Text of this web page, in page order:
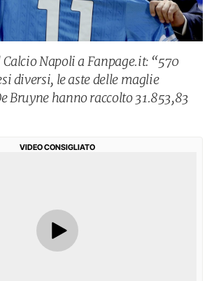
Napoli a Fanpage.it: “570
diversi, le aste delle maglie
Bruyne hanno raccolto 31.853,83
VIDEO CONSIGLIATO